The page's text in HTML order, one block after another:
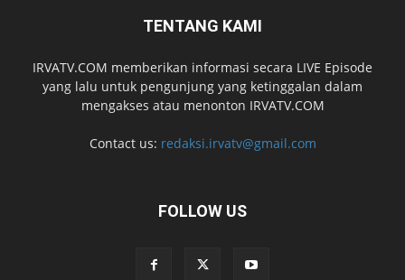
TENTANG KAMI
IRVATV.COM memberikan informasi secara LIVE Episode
yang lalu untuk pengunjung yang ketinggalan dalam
mengakses atau menonton IRVATV.COM
Contact us: redaksi.irvatv@gmail.com
FOLLOW US